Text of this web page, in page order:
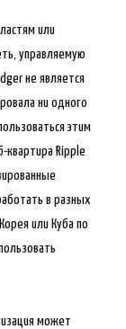
или
управляемую
не является
ни одного
этим
Ripple
в разных
или Куба по
может